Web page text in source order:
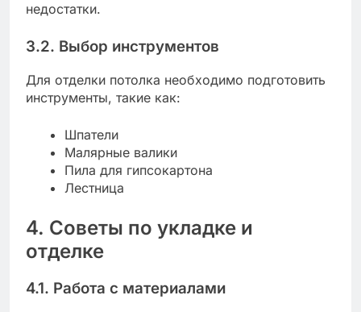
недостатки.
3.2. Выбор инструментов
Для отделки потолка необходимо подготовить
инструменты, такие как:
Шпатели
Малярные валики
Пила для гипсокартона
Лестница
4. Советы по укладке и
отделке
4.1. Работа с материалами